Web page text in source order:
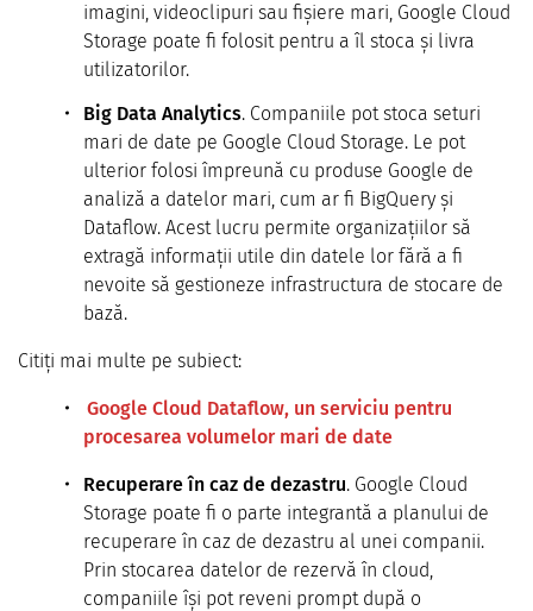
imagini, videoclipuri sau fișiere mari, Google Cloud
Storage poate fi folosit pentru a îl stoca și livra
utilizatorilor.
Big Data Analytics. Companiile pot stoca seturi
mari de date pe Google Cloud Storage. Le pot
ulterior folosi împreună cu produse Google de
analiză a datelor mari, cum ar fi BigQuery și
Dataflow. Acest lucru permite organizațiilor să
extragă informații utile din datele lor fără a fi
nevoite să gestioneze infrastructura de stocare de
bază.
Citiți mai multe pe subiect:
Google Cloud Dataflow, un serviciu pentru
procesarea volumelor mari de date
Recuperare în caz de dezastru. Google Cloud
Storage poate fi o parte integrantă a planului de
recuperare în caz de dezastru al unei companii.
Prin stocarea datelor de rezervă în cloud,
companiile își pot reveni prompt după o